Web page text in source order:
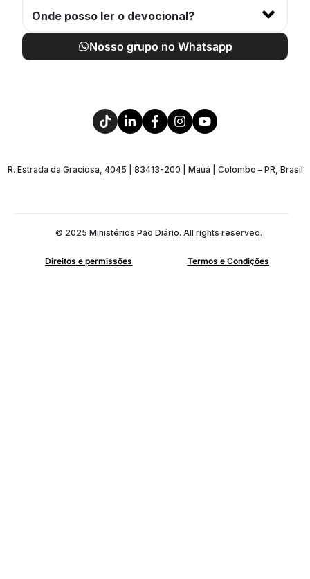
Onde posso ler o devocional?
Nosso grupo no Whatsapp
R. Estrada da Graciosa, 4045 | 83413-200 | Mauá | Colombo – PR, Brasil
© 2025 Ministérios Pão Diário. All rights reserved.
Direitos e permissões Termos e Condições